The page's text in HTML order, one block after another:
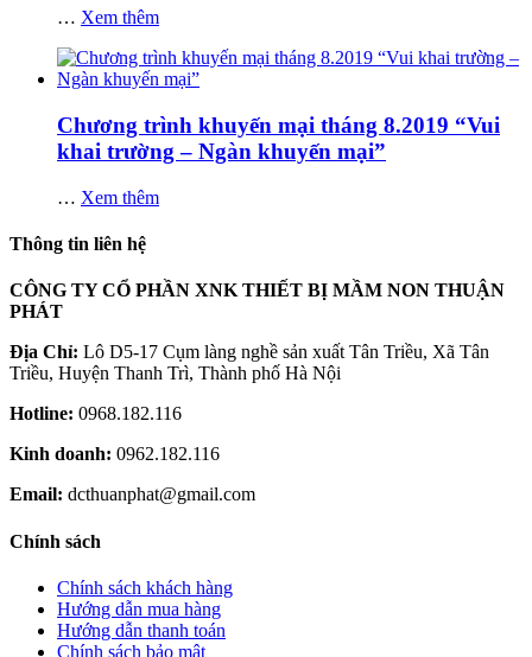
… Xem thêm
Chương trình khuyến mại tháng 8.2019 “Vui
khai trường – Ngàn khuyến mại”
… Xem thêm
Thông tin liên hệ
CÔNG TY CỔ PHẦN XNK THIẾT BỊ MẦM NON THUẬN
PHÁT
Địa Chỉ: Lô D5-17 Cụm làng nghề sản xuất Tân Triều, Xã Tân
Triều, Huyện Thanh Trì, Thành phố Hà Nội
Hotline: 0968.182.116
Kinh doanh: 0962.182.116
Email: dcthuanphat@gmail.com
Chính sách
Chính sách khách hàng
Hướng dẫn mua hàng
Hướng dẫn thanh toán
Chính sách bảo mật